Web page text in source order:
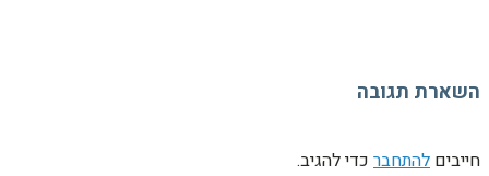
השארת תגובה
חייבים להתחבר כדי להגיב.